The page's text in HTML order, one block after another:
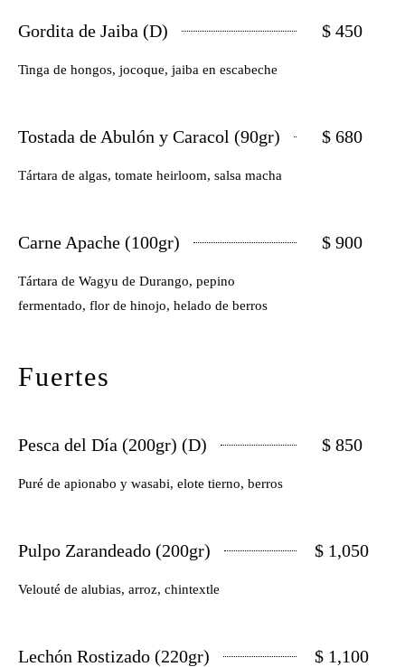
Gordita de Jaiba (D) $ 450
Tinga de hongos, jocoque, jaiba en escabeche
Tostada de Abulón y Caracol (90gr) $ 680
Tártara de algas, tomate heirloom, salsa macha
Carne Apache (100gr) $ 900
Tártara de Wagyu de Durango, pepino
fermentado, flor de hinojo, helado de berros
Fuertes
Pesca del Día (200gr) (D) $ 850
Puré de apionabo y wasabi, elote tierno, berros
Pulpo Zarandeado (200gr) $ 1,050
Velouté de alubias, arroz, chintextle
Lechón Rostizado (220gr) $ 1,100